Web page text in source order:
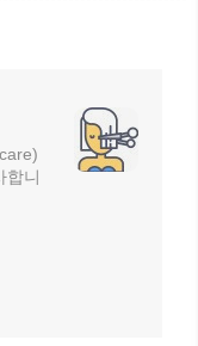
합니